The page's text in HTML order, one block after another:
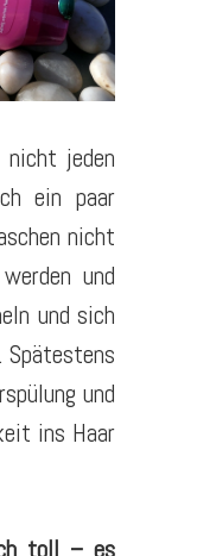
nicht jeden
ein paar
nicht
und
und sich
Spätestens
und
ins Haar
toll – es